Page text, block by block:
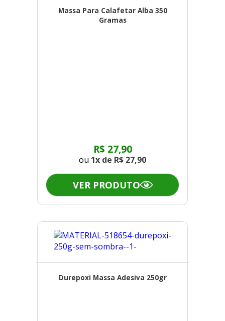
Massa Para Calafetar Alba 350
Gramas
R$ 27,90
ou 1x de R$ 27,90
VER PRODUTO
Durepoxi Massa Adesiva 250gr